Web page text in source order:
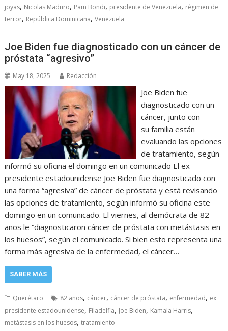
joyas, Nicolas Maduro, Pam Bondi, presidente de Venezuela, régimen de
terror, República Dominicana,Venezuela
Joe Biden fue diagnosticado con un cáncer de
próstata “agresivo”
May 18, 2025 Redacción
Joe Biden fue
diagnosticado con un
cáncer, junto con
su familia están
evaluando las opciones
de tratamiento, según
informó su oficina el domingo en un comunicado El ex
presidente estadounidense Joe Biden fue diagnosticado con
una forma “agresiva” de cáncer de próstata y está revisando
las opciones de tratamiento, según informó su oficina este
domingo en un comunicado. El viernes, al demócrata de 82
años le “diagnosticaron cáncer de próstata con metástasis en
los huesos”, según el comunicado. Si bien esto representa una
forma más agresiva de la enfermedad, el cáncer…
SABER MÁS
Querétaro 82 años, cáncer, cáncer de próstata, enfermedad, ex
presidente estadounidense, Filadelfia, Joe Biden, Kamala Harris,
metástasis en los huesos,tratamiento